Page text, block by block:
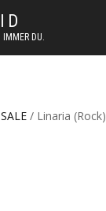
IMMER DU.
SALE / Linaria (Rock)